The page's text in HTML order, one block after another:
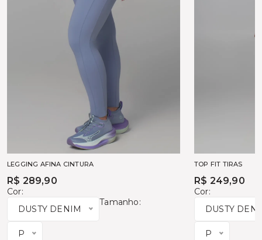
LEGGING AFINA CINTURA
R$ 289,90
Cor:
DUSTY DENIM
Tamanho:
P
TOP FIT TIRAS
R$ 249,90
Cor:
DUSTY
P